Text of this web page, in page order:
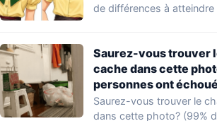
de différences à
Saurez-vous trouver
cache dans cette
personnes ont
Saurez-vous trouver le
dans cette photo? (99%